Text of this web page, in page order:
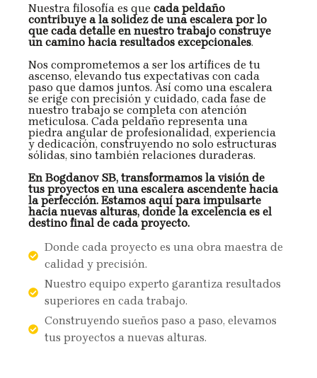
Nuestra filosofía es que cada peldaño
contribuye a la solidez de una escalera por lo
que cada detalle en nuestro trabajo construye
un camino hacia resultados excepcionales.
Nos comprometemos a ser los artífices de tu
ascenso, elevando tus expectativas con cada
paso que damos juntos. Así como una escalera
se erige con precisión y cuidado, cada fase de
nuestro trabajo se completa con atención
meticulosa. Cada peldaño representa una
piedra angular de profesionalidad, experiencia
y dedicación, construyendo no solo estructuras
sólidas, sino también relaciones duraderas.
En Bogdanov SB, transformamos la visión de
tus proyectos en una escalera ascendente hacia
la perfección. Estamos aquí para impulsarte
hacia nuevas alturas, donde la excelencia es el
destino final de cada proyecto.
Donde cada proyecto es una obra maestra de
calidad y precisión.
Nuestro equipo experto garantiza resultados
superiores en cada trabajo.
Construyendo sueños paso a paso, elevamos
tus proyectos a nuevas alturas.